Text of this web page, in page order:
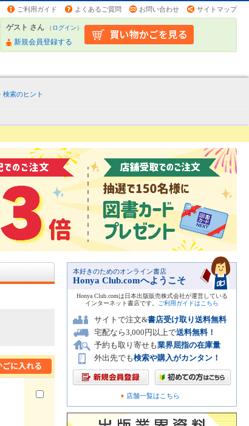
ご利用ガイド よくあるご質問 お問い合わせ サイトマップ
ゲスト さん （ログイン）
新規会員登録する
検索のヒント
本好きのためのオンライン書店
Honya Club.comへようこそ
Honya Club.comは日本出版販売株式会社が運営している
インターネット書店です。
ご利用ガイドはこちら
サイトで注文&書店受け取り送料無料
宅配なら3,000円以上で送料無料！
予約も取り寄せも業界屈指の在庫量
外出先でも検索や購入がカンタン！
店舗一覧はこちら